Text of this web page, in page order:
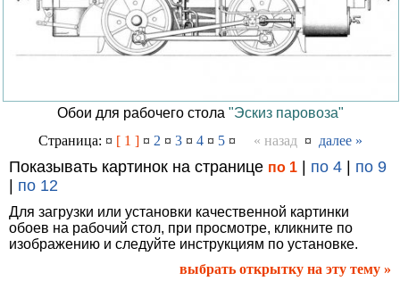
Обои для рабочего стола "Эскиз паровоза"
Страница: ¤ [ 1 ]¤ 2 ¤ 3¤ 4¤ 5¤ « назад ¤ далее »
Показывать картинок на странице по 1 по 4
по 9
по 12
Для загрузки или установки качественной картинки
обоев на рабочий стол, при просмотре, кликните по
изображению и следуйте инструкциям по установке.
выбрать открытку на эту тему »